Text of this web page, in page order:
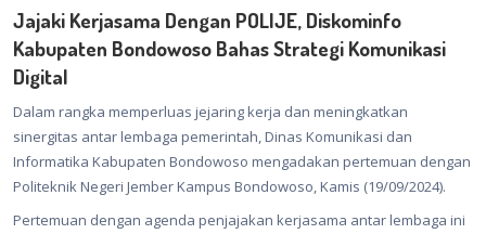
Jajaki Kerjasama Dengan POLIJE, Diskominfo
Kabupaten Bondowoso Bahas Strategi Komunikasi
Digital
Dalam rangka memperluas jejaring kerja dan meningkatkan
sinergitas antar lembaga pemerintah, Dinas Komunikasi dan
Informatika Kabupaten Bondowoso mengadakan pertemuan dengan
Politeknik Negeri Jember Kampus Bondowoso, Kamis (19/09/2024).
Pertemuan dengan agenda penjajakan kerjasama antar lembaga ini